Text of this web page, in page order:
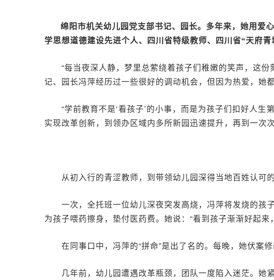
绵阳市机关幼儿园党支部书记、园长。多年来，她用爱
学思想道德建设先进个人、四川省特级教师、四川省“天府青
“每当夜深人静，梦里总萦绕着孩子们稚嫩的笑声，这
记、园长冯萍经历过一些很好的调动机会，但因为热爱，她
“学前教育不是‘看孩子’的小事，而是为孩子们扣好人
实现改革创新，到领办区域内多所新园迅速提升，再到一次
从初入行的青涩教师，到带领幼儿园深得当地百姓认可
一次，全托班一位幼儿深夜突发高烧，冯萍将发烧的孩
为孩子喂药擦身，垫付医药费。她说：“看到孩子渐渐好起来
在同事口中，冯萍的“拼命”是出了名的。每晚，她伏案
几年前，幼儿园遭遇改革瓶颈，团队一度陷入迷茫。她